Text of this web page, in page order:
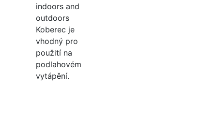
indoors and
outdoors
Koberec je
vhodný pro
použití na
podlahovém
vytápění.